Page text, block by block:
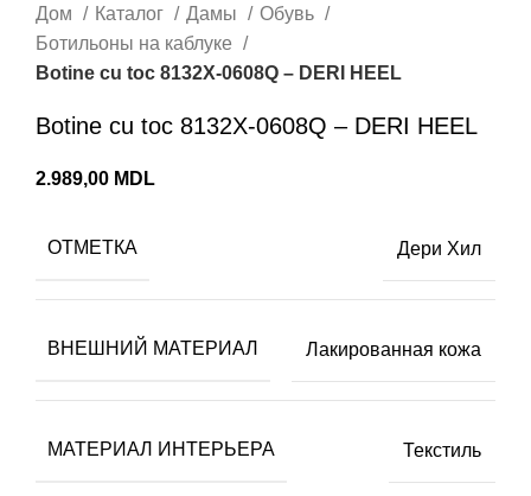
Дом Каталог Дамы
Обувь
Ботильоны на каблуке
Botine cu toc 8132X-0608Q – DERI HEEL
Botine cu toc 8132X-0608Q – DERI HEEL
MDL
ОТМЕТКА Дери Хил
ВНЕШНИЙ МАТЕРИАЛ Лакированная кожа
МАТЕРИАЛ ИНТЕРЬЕРА Текстиль